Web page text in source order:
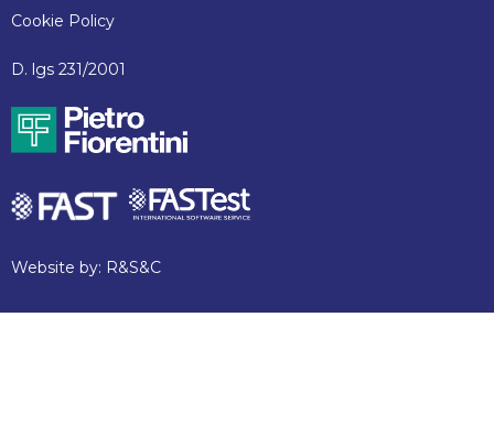
Cookie Policy
D. lgs 231/2001
Website by: R&S&C